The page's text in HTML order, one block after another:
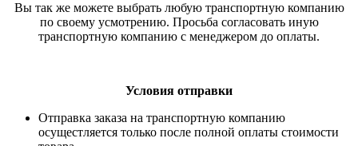
Вы так же можете выбрать любую транспортную компанию
по своему усмотрению. Просьба согласовать иную
транспортную компанию с менеджером до оплаты.
Условия отправки
Отправка заказа на транспортную компанию
осущестляется только после полной оплаты стоимости